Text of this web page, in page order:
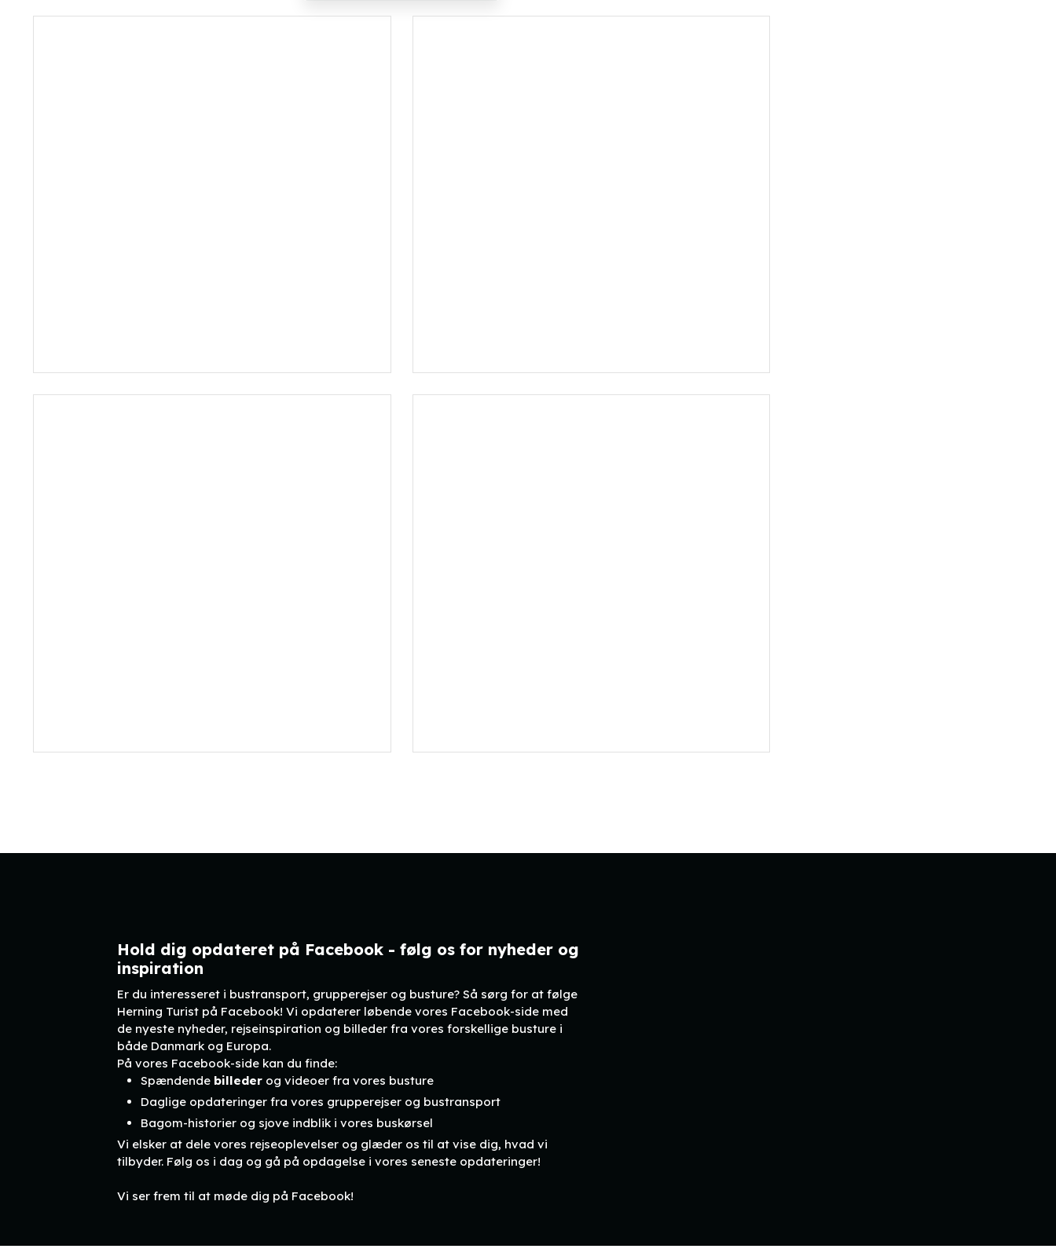
Hold dig opdateret på Facebook - følg os for nyheder og
inspiration
Er du interesseret i bustransport, grupperejser og busture? Så sørg for at følge
Herning Turist på Facebook! Vi opdaterer løbende vores Facebook-side med
de nyeste nyheder, rejseinspiration og billeder fra vores forskellige busture i
både Danmark og Europa.
På vores Facebook-side kan du finde:
Spændende billederog videoer fra vores busture
Daglige opdateringer fra vores grupperejser og bustransport
Bagom-historier og sjove indblik i vores buskørsel
Vi elsker at dele vores rejseoplevelser og glæder os til at vise dig, hvad vi
tilbyder. Følg os i dag og gå på opdagelse i vores seneste opdateringer!
Vi ser frem til at møde dig på Facebook!